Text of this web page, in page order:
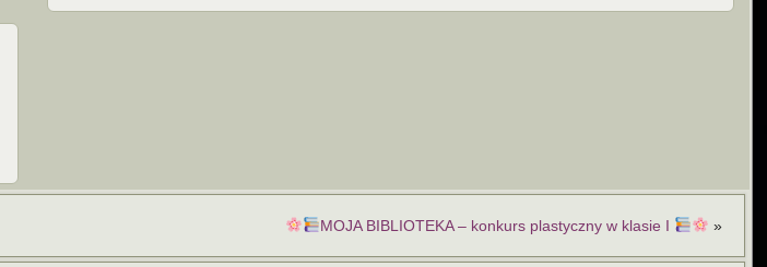
MOJA BIBLIOTEKA – konkurs plastyczny w klasie I »